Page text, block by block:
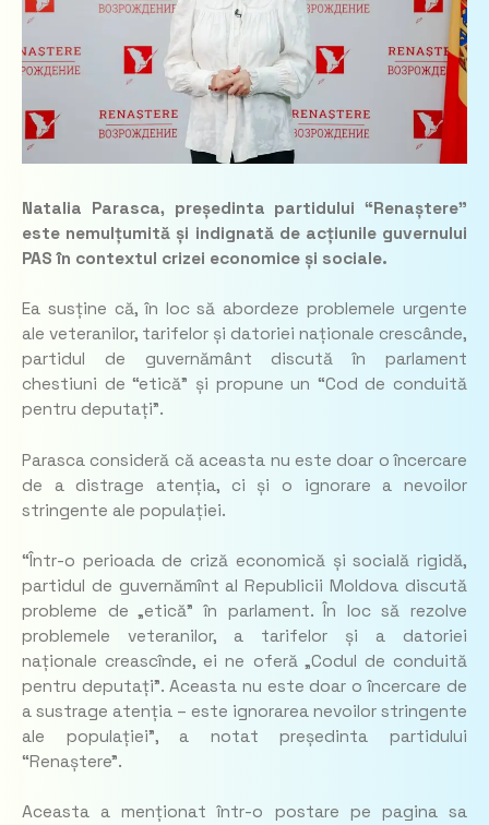
Natalia Parasca, președinta partidului “Renaștere”
este nemulțumită și indignată de acțiunile guvernului
PAS în contextul crizei economice și sociale.
Ea susține că, în loc să abordeze problemele urgente
ale veteranilor, tarifelor și datoriei naționale crescânde,
partidul de guvernământ discută în parlament
chestiuni de “etică” și propune un “Cod de conduită
pentru deputați”.
Parasca consideră că aceasta nu este doar o încercare
de a distrage atenția, ci și o ignorare a nevoilor
stringente ale populației.
“Într-o perioada de criză economică și socială rigidă,
partidul de guvernămînt al Republicii Moldova discută
probleme de „etică” în parlament. În loc să rezolve
problemele veteranilor, a tarifelor și a datoriei
naționale creascînde, ei ne oferă „Codul de conduită
pentru deputați”. Aceasta nu este doar o încercare de
a sustrage atenția – este ignorarea nevoilor stringente
ale populației”, a notat președinta partidului
“Renaștere”.
Aceasta a menționat într-o postare pe pagina sa